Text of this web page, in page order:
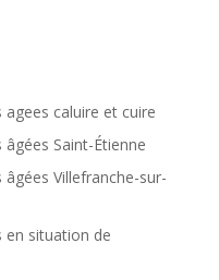
caluire et cuire
Saint-Étienne
Villefranche-sur-
en situation de